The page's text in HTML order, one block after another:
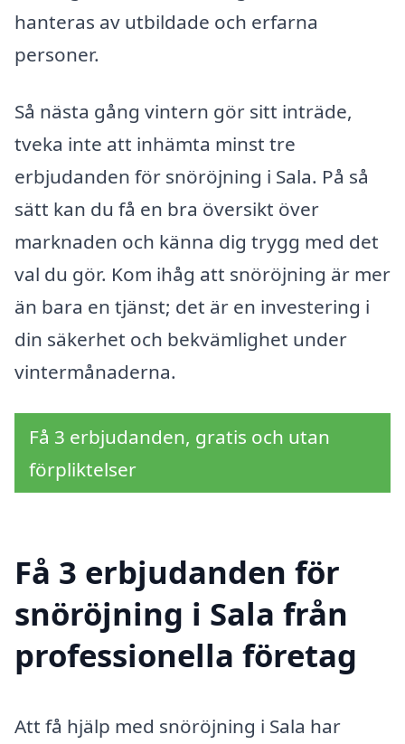
hanteras av utbildade och erfarna
personer.
Så nästa gång vintern gör sitt inträde,
tveka inte att inhämta minst tre
erbjudanden för snöröjning i Sala. På så
sätt kan du få en bra översikt över
marknaden och känna dig trygg med det
val du gör. Kom ihåg att snöröjning är mer
än bara en tjänst; det är en investering i
din säkerhet och bekvämlighet under
vintermånaderna.
Få 3 erbjudanden, gratis och utan
förpliktelser
Få 3 erbjudanden för
snöröjning i Sala från
professionella företag
Att få hjälp med snöröjning i Sala har